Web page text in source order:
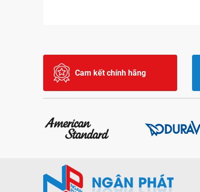
Cam kết chính hãng